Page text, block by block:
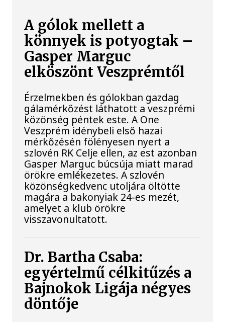
A gólok mellett a
könnyek is potyogtak –
Gasper Marguc
elköszönt Veszprémtől
Érzelmekben és gólokban gazdag
gálamérkőzést láthatott a veszprémi
közönség péntek este. A One
Veszprém idénybeli első hazai
mérkőzésén fölényesen nyert a
szlovén RK Celje ellen, az est azonban
Gasper Marguc búcsúja miatt marad
örökre emlékezetes. A szlovén
közönségkedvenc utoljára öltötte
magára a bakonyiak 24-es mezét,
amelyet a klub örökre
visszavonultatott.
Dr. Bartha Csaba:
egyértelmű célkitűzés a
Bajnokok Ligája négyes
döntője